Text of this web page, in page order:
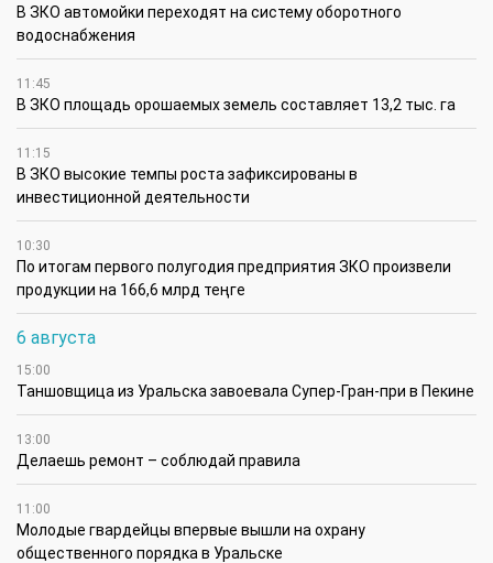
В ЗКО автомойки переходят на систему оборотного
водоснабжения
11:45
В ЗКО площадь орошаемых земель составляет 13,2 тыс. га
11:15
В ЗКО высокие темпы роста зафиксированы в
инвестиционной деятельности
10:30
По итогам первого полугодия предприятия ЗКО произвели
продукции на 166,6 млрд теңге
6 августа
15:00
Таншовщица из Уральска завоевала Супер-Гран-при в Пекине
13:00
Делаешь ремонт – соблюдай правила
11:00
Молодые гвардейцы впервые вышли на охрану
общественного порядка в Уральске